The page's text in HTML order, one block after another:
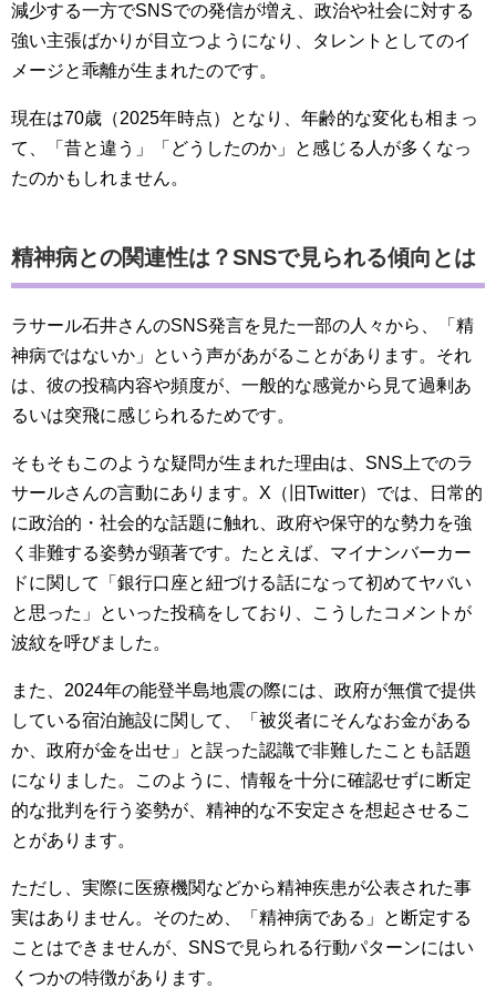
減少する一方でSNSでの発信が増え、政治や社会に対する
強い主張ばかりが目立つようになり、タレントとしてのイ
メージと乖離が生まれたのです。
現在は70歳（2025年時点）となり、年齢的な変化も相まっ
て、「昔と違う」「どうしたのか」と感じる人が多くなっ
たのかもしれません。
精神病との関連性は？SNSで見られる傾向とは
ラサール石井さんのSNS発言を見た一部の人々から、「精
神病ではないか」という声があがることがあります。それ
は、彼の投稿内容や頻度が、一般的な感覚から見て過剰あ
るいは突飛に感じられるためです。
そもそもこのような疑問が生まれた理由は、SNS上でのラ
サールさんの言動にあります。X（旧Twitter）では、日常的
に政治的・社会的な話題に触れ、政府や保守的な勢力を強
く非難する姿勢が顕著です。たとえば、マイナンバーカー
ドに関して「銀行口座と紐づける話になって初めてヤバい
と思った」といった投稿をしており、こうしたコメントが
波紋を呼びました。
また、2024年の能登半島地震の際には、政府が無償で提供
している宿泊施設に関して、「被災者にそんなお金がある
か、政府が金を出せ」と誤った認識で非難したことも話題
になりました。このように、情報を十分に確認せずに断定
的な批判を行う姿勢が、精神的な不安定さを想起させるこ
とがあります。
ただし、実際に医療機関などから精神疾患が公表された事
実はありません。そのため、「精神病である」と断定する
ことはできませんが、SNSで見られる行動パターンにはい
くつかの特徴があります。